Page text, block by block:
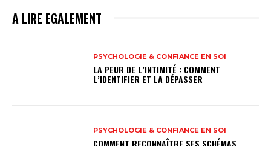
A LIRE EGALEMENT
PSYCHOLOGIE & CONFIANCE EN SOI
LA PEUR DE L’INTIMITÉ : COMMENT
L’IDENTIFIER ET LA DÉPASSER
PSYCHOLOGIE & CONFIANCE EN SOI
COMMENT RECONNAÎTRE SES SCHÉMAS